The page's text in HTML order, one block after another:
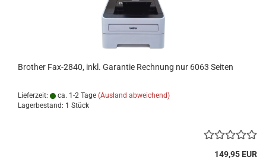
Brother Fax-2840, inkl. Garantie Rechnung nur 6063 Seiten
Lieferzeit: ca. 1-2 Tage (Ausland abweichend)
Lagerbestand: 1 Stück
149,95 EUR